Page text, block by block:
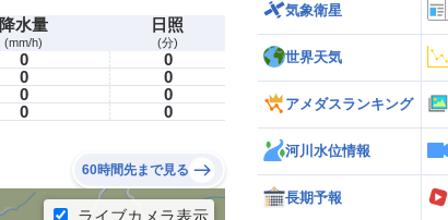
降水量
(mm/h)
日照
(分)
0
0
0
0
0
0
0 0
60時間先まで見る
気象衛星
世界天気
アメダスランキング
河川水位情報
長期予報